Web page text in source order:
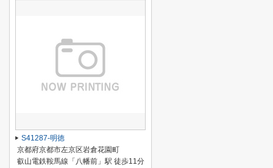
S41287-明徳
京都府京都市左京区岩倉花園町
叡山電鉄鞍馬線「八幡前」駅 徒歩11分